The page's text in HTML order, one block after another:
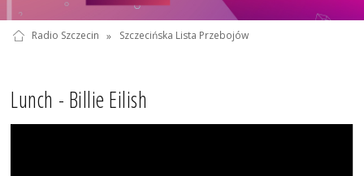
Radio Szczecin » Szczecińska Lista Przebojów
Lunch - Billie Eilish